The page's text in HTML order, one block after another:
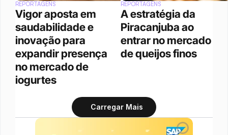
REPORTAGENS
Vigor aposta em
saudabilidade e
inovação para
expandir presença
no mercado de
iogurtes
REPORTAGENS
A estratégia da
Piracanjuba ao
entrar no mercado
de queijos finos
Carregar Mais